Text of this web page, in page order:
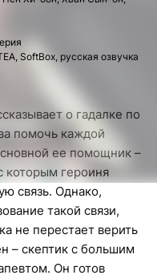
SoftBox, русская озвучка
о гадалке по
помочь каждой
ее помощник –
которым героиня
связь. Однако,
такой связи,
не перестает верить
– скептик с большим
Он готов